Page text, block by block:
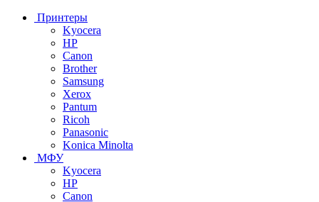
Принтеры
Kyocera
HP
Canon
Brother
Samsung
Xerox
Pantum
Ricoh
Panasonic
Konica Minolta
МФУ
Kyocera
HP
Canon